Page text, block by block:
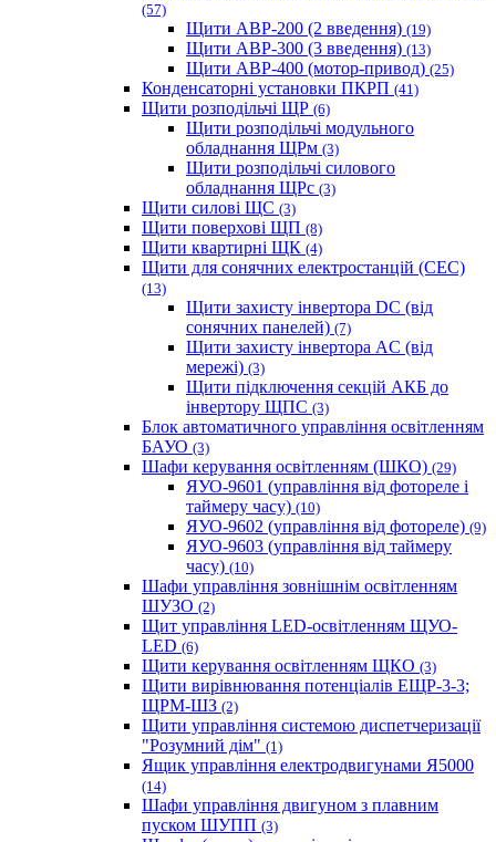
(57)
Щити АВР-200 (2 введення) (19)
Щити АВР-300 (3 введення) (13)
Щити АВР-400 (мотор-привод) (25)
Конденсаторні установки ПКРП (41)
Щити розподільчі ЩР (6)
Щити розподільчі модульного
обладнання ЩРм (3)
Щити розподільчі силового
обладнання ЩРс (3)
Щити силові ЩС (3)
Щити поверхові ЩП (8)
Щити квартирні ЩК (4)
Щити для сонячних електростанцій (СЕС)
(13)
Щити захисту інвертора DC (від
сонячних панелей) (7)
Щити захисту інвертора AC (від
мережі) (3)
Щити підключення секцій АКБ до
інвертору ЩПС (3)
Блок автоматичного управління освітленням
БАУО (3)
Шафи керування освітленням (ШКО) (29)
ЯУО-9601 (управління від фотореле і
таймеру часу) (10)
ЯУО-9602 (управління від фотореле) (9)
ЯУО-9603 (управління від таймеру
часу) (10)
Шафи управління зовнішнім освітленням
ШУЗО (2)
Щит управління LED-освітленням ЩУО-
LED (6)
Щити керування освітленням ЩКО (3)
Щити вирівнювання потенціалів ЕЩР-3-3;
ЩРМ-ШЗ (2)
Щити управління системою диспетчеризації
"Розумний дім" (1)
Ящик управління електродвигунами Я5000
(14)
Шафи управління двигуном з плавним
пуском ШУПП (3)